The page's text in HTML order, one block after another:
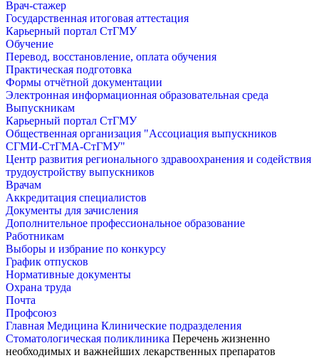
Врач-стажер
Государственная итоговая аттестация
Карьерный портал СтГМУ
Обучение
Перевод, восстановление, оплата обучения
Практическая подготовка
Формы отчётной документации
Электронная информационная образовательная среда
Выпускникам
Карьерный портал СтГМУ
Общественная организация "Ассоциация выпускников
СГМИ-СтГМА-СтГМУ"
Центр развития регионального здравоохранения и содействия
трудоустройству выпускников
Врачам
Аккредитация специалистов
Документы для зачисления
Дополнительное профессиональное образование
Работникам
Выборы и избрание по конкурсу
График отпусков
Нормативные документы
Охрана труда
Почта
Профсоюз
Главная Медицина Клинические подразделения
Стоматологическая поликлиника Перечень жизненно
необходимых и важнейших лекарственных препаратов